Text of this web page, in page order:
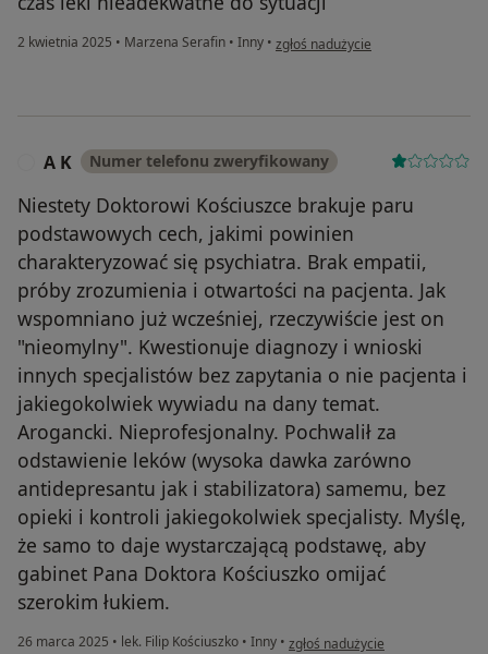
2 kwietnia 2025 • Marzena Serafin • Inny • w opinii użytkownika Marianna
zgłoś nadużycie
A K Numer telefonu zweryfikowany
Niestety Doktorowi Kościuszce brakuje paru
podstawowych cech, jakimi powinien
charakteryzować się psychiatra. Brak empatii,
próby zrozumienia i otwartości na pacjenta. Jak
wspomniano już wcześniej, rzeczywiście jest on
"nieomylny". Kwestionuje diagnozy i wnioski
innych specjalistów bez zapytania o nie pacjenta i
jakiegokolwiek wywiadu na dany temat.
Arogancki. Nieprofesjonalny. Pochwalił za
odstawienie leków (wysoka dawka zarówno
antidepresantu jak i stabilizatora) samemu, bez
opieki i kontroli jakiegokolwiek specjalisty. Myślę,
że samo to daje wystarczającą podstawę, aby
gabinet Pana Doktora Kościuszko omijać
szerokim łukiem.
26 marca 2025 • lek. Filip Kościuszko • Inny • w opinii użytkownika A K
zgłoś nadużycie